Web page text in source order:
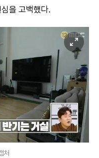
을 고백했다.
처